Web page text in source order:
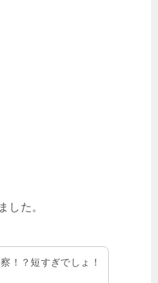
した。
！？短すぎでしょ！